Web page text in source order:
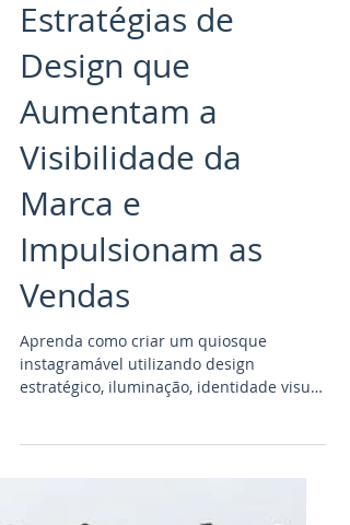
Quiosque de
Shopping
Instagramável:
Estratégias de
Design que
Aumentam a
Visibilidade da
Marca e
Impulsionam as